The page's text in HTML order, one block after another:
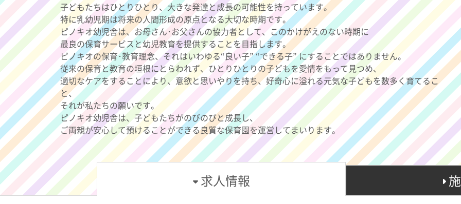
子どもたちはひとりひとり、大きな発達と成長の可能性を持っています。
特に乳幼児期は将来の人間形成の原点となる大切な時期です。
ピノキオ幼児舎は、お母さん･お父さんの協力者として、このかけがえのない時期に
最良の保育サービスと幼児教育を提供することを目指します。
ピノキオの保育･教育理念、それはいわゆる“良い子” “できる子” にすることではありません。
従来の保育と教育の垣根にとらわれず、ひとりひとりの子どもを愛情をもって見つめ、
適切なケアをすることにより、意欲と思いやりを持ち、好奇心に溢れる元気な子どもを数多く育てるこ
と、
それが私たちの願いです。
ピノキオ幼児舎は、子どもたちがのびのびと成長し、
ご両親が安心して預けることができる良質な保育園を運営してまいります。
求人情報